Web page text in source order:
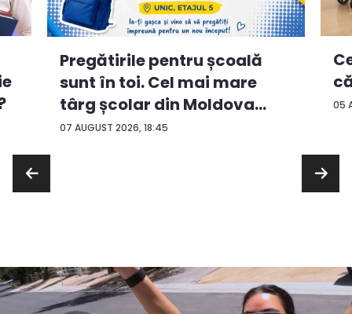
07 AUGUST 2026, 18:45
Pregătirile pentru școală
sunt în toi. Cel mai mare
târg școlar din Moldova
con...
05